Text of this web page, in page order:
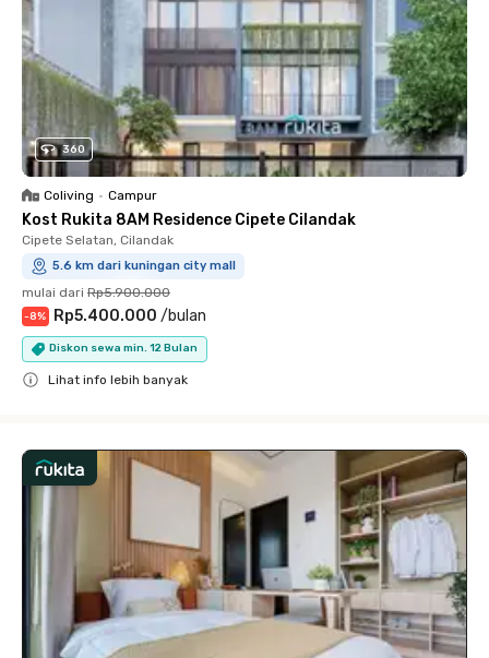
360
Coliving • Campur
Kost Rukita 8AM Residence Cipete Cilandak
Cipete Selatan, Cilandak
5.6 km dari kuningan city mall
mulai dari Rp5.900.000
-8% Rp5.400.000 /bulan
Diskon sewa min. 12 Bulan
Lihat info lebih banyak